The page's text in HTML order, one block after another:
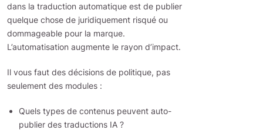
dans la traduction automatique est de publier
quelque chose de juridiquement risqué ou
dommageable pour la marque.
L’automatisation augmente le rayon d’impact.
Il vous faut des décisions de politique, pas
seulement des modules :
Quels types de contenus peuvent auto-
publier des traductions IA ?